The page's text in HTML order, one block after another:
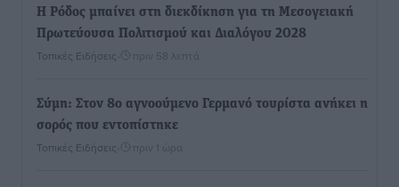
Η Ρόδος μπαίνει στη διεκδίκηση για τη Μεσογειακή
Πρωτεύουσα Πολιτισμού και Διαλόγου 2028
Τοπικές Ειδήσεις πριν 58 λεπτά
Σύμη: Στον 8ο αγνοούμενο Γερμανό τουρίστα ανήκει η
σορός που εντοπίστηκε
Τοπικές Ειδήσεις πριν 1 ώρα